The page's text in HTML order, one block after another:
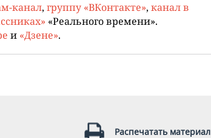
канал, группу «ВКонтакте», канал в
«Реального времени».
и «Дзене».
Распечатать материал